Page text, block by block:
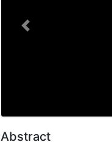
Previous
Abstract